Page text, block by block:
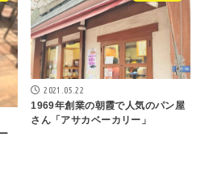
2021.05.22
1969年創業の朝霞で人気のパン屋
さん「アサカベーカリー」